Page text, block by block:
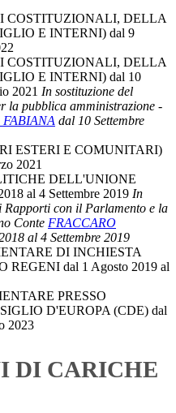
COSTITUZIONALI, DELLA
E INTERNI) dal 9
COSTITUZIONALI, DELLA
E INTERNI) dal 10
2021 In sostituzione del
la pubblica amministrazione -
dal 10 Settembre
ESTERI E COMUNITARI)
2021
DELL'UNIONE
al 4 Settembre 2019 In
Rapporti con il Parlamento e la
Conte FRACCARO
al 4 Settembre 2019
DI INCHIESTA
REGENI dal 1 Agosto 2019 al
PRESSO
D'EUROPA (CDE) dal
2023
DI CARICHE